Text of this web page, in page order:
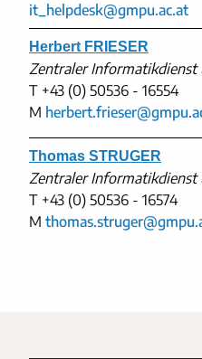
it_helpdesk@gmpu.ac.at
Herbert FRIESER
Zentraler Informatikdienst
T +43 (0) 50536 - 16554
M
Thomas STRUGER
Zentraler Informatikdienst
T +43 (0) 50536 - 16574
M